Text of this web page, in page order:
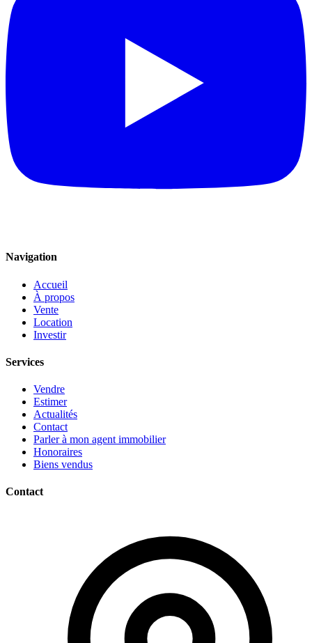
Navigation
Accueil
À propos
Vente
Location
Investir
Services
Vendre
Estimer
Actualités
Contact
Parler à mon agent immobilier
Honoraires
Biens vendus
Contact